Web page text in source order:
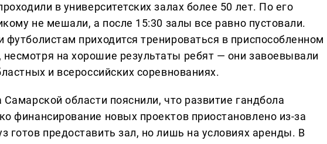
в университетских залах более 50 лет. По его
не мешали, а после 15:30 залы все равно пустовали.
футболистам приходится тренироваться в приспособленном
на хорошие результаты ребят — они завоевывали
и всероссийских соревнованиях.
Самарской области пояснили, что развитие гандбола
финансирование новых проектов приостановлено из-за
готов предоставить зал, но лишь на условиях аренды. В